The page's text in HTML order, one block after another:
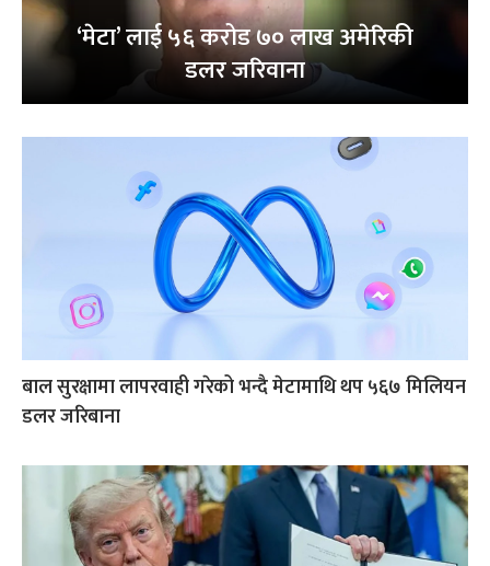
‘मेटा’ लाई ५६ करोड ७० लाख अमेरिकी
डलर जरिवाना
बाल सुरक्षामा लापरवाही गरेको भन्दै मेटामाथि थप ५६७ मिलियन
डलर जरिबाना